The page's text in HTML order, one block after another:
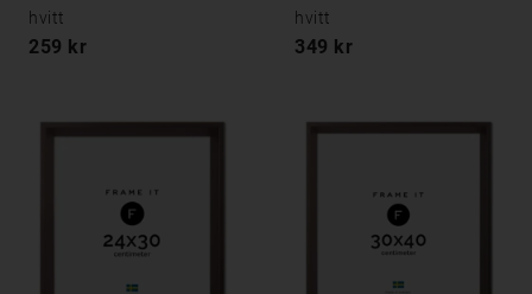
hvitt
259 kr
hvitt
349 kr